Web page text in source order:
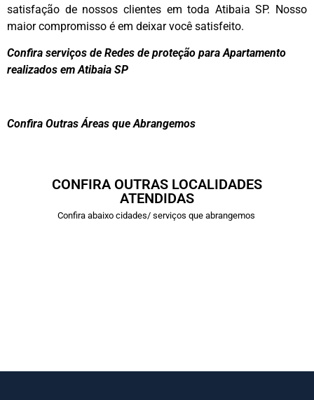
satisfação de nossos clientes em toda Atibaia SP. Nosso
maior compromisso é em deixar você satisfeito.
Confira serviços de Redes de proteção para Apartamento
realizados em Atibaia SP
Confira Outras Áreas que Abrangemos
CONFIRA OUTRAS LOCALIDADES
ATENDIDAS
Confira abaixo cidades/ serviços que abrangemos